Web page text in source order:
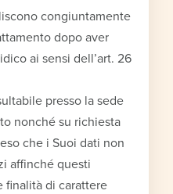
congiuntamente
dopo aver
ai sensi dell’art. 26
presso la sede
nonché su richiesta
che i Suoi dati non
affinché questi
finalità di carattere